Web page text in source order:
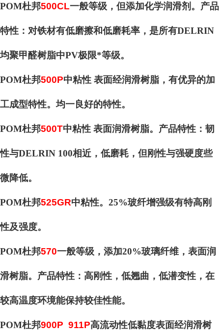
POM杜邦500CL一般等级，但添加化学润滑剂。产品
特性：对铁材有低磨擦和低磨耗率，是所有DELRIN
均聚甲醛树脂中PV极限*等级。
POM杜邦500P中粘性 表面经润滑树脂，有优异的加
工成型特性。均一良好的特性。
POM杜邦500T中粘性 表面润滑树脂。产品特性：韧
性与DELRIN 100相近，低磨耗，但刚性与强硬度些
微降低。
POM杜邦525GR中粘性。25%玻纤增强级有特高刚
性及强度。
POM杜邦570一般等级，添加20%玻璃纤维，表面润
滑树脂。产品特性：高刚性，低翘曲，低潜变性，在
较高温度环境能保持较佳性能。
POM杜邦900P 911P高流动性低黏度表面经润滑树